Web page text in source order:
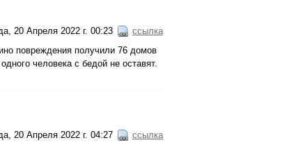
20 Апреля 2022 г. 00:23 ссылка
повреждения получили 76 домов
человека с бедой не оставят.
20 Апреля 2022 г. 04:27 ссылка